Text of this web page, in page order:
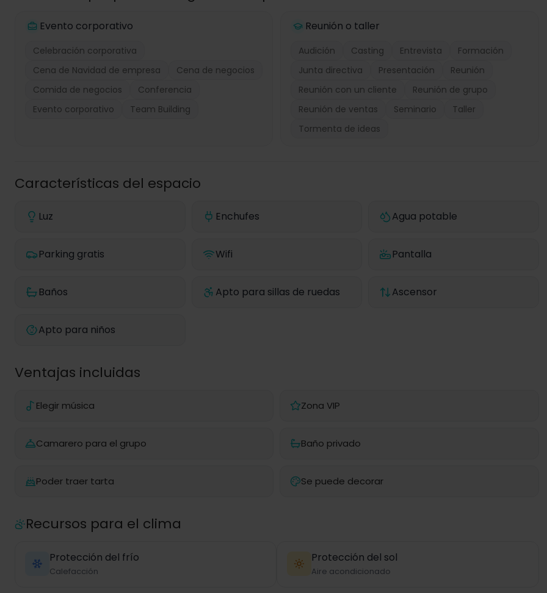
Evento corporativo
Celebración corporativa
Cena de Navidad de empresa
Cena de negocios
Comida de negocios
Conferencia
Evento corporativo
Team Building
Reunión o taller
Audición Casting Entrevista
Formación
Junta directiva
Presentación
Reunión
Reunión con un cliente
Reunión de grupo
Reunión de ventas
Seminario
Taller
Tormenta de ideas
Características del espacio
Luz Enchufes Agua potable
Parking gratis Wifi Pantalla
Baños Apto para sillas de ruedas Ascensor
Apto para niños
Ventajas incluidas
Elegir música Zona VIP
Camarero para el grupo Baño privado
Poder traer tarta Se puede decorar
Recursos para el clima
Protección del frío
Calefacción
Protección del sol
Aire acondicionado